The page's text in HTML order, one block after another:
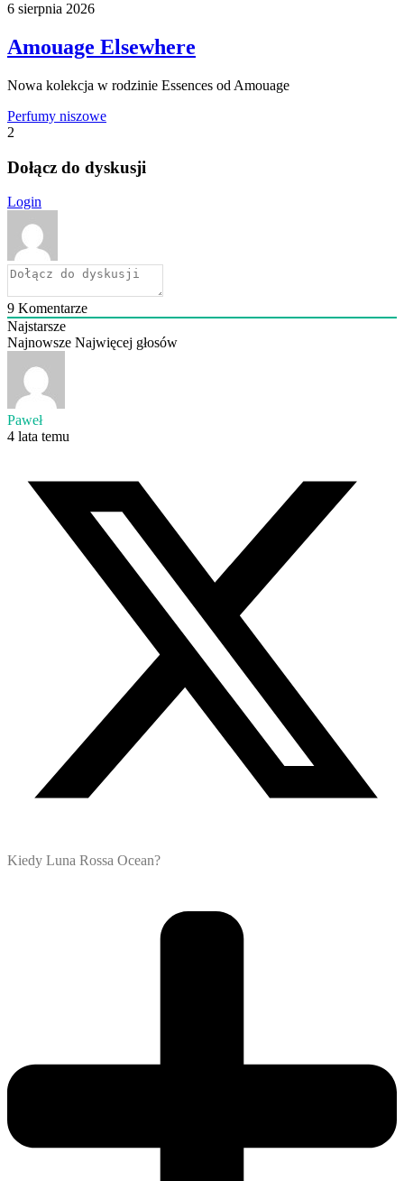
6 sierpnia 2026
Amouage Elsewhere
Nowa kolekcja w rodzinie Essences od Amouage
Perfumy niszowe
2
Dołącz do dyskusji
Login
9 Komentarze
Najstarsze
Najnowsze Najwięcej głosów
Paweł
4 lata temu
Kiedy Luna Rossa Ocean?